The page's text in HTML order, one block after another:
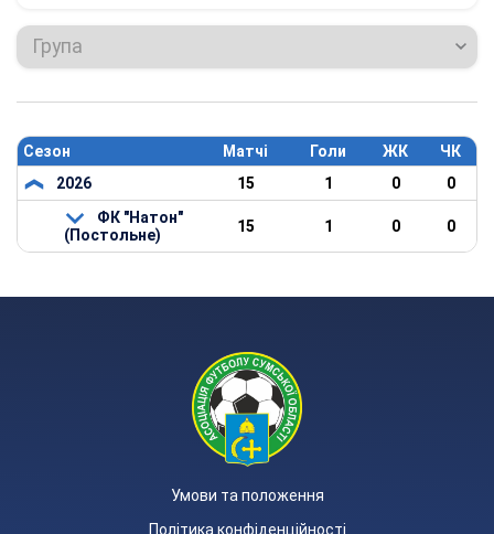
Група
Сезон Матчі Голи ЖК
ЧК
2026
15 1 0
0
ФК "Натон"
(Постольне)
15 1 0 0
Умови та положення
Політика конфіденційності